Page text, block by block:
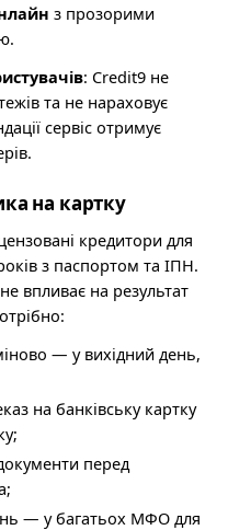
з прозорими
: Credit9 не
та не нараховує
сервіс отримує
на картку
кредитори для
з паспортом та ІПН.
впливає на результат
— у вихідний день,
на банківську картку
перед
— у багатьох МФО для